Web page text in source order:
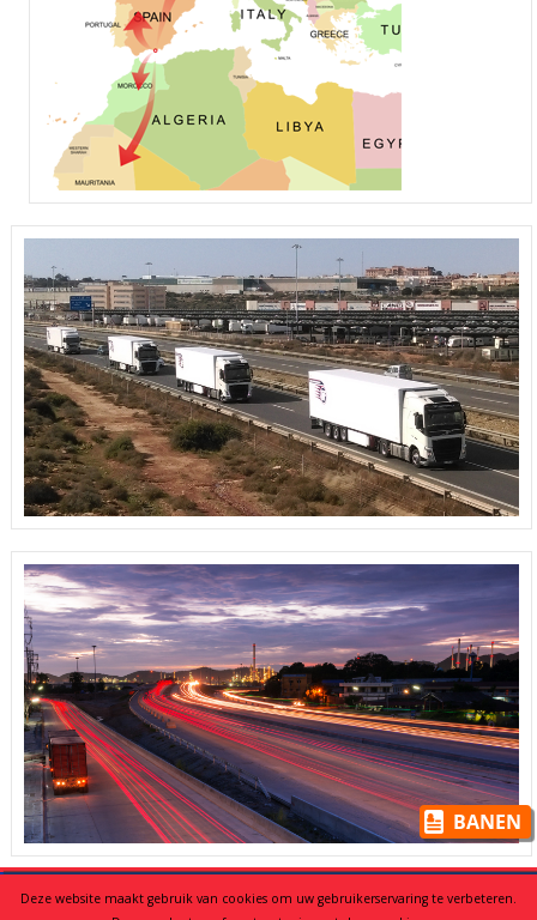
BANEN
© Copyright 2016 - Transportes New Frio S.L. - Juridische info
Deze website maakt gebruik van cookies om uw gebruikerservaring te verbeteren.